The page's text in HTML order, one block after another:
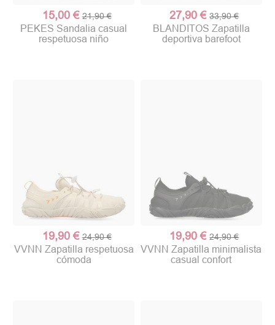
15,00 € 21,90 €
PEKES Sandalia casual
respetuosa niño
27,90 € 33,90 €
BLANDITOS Zapatilla
deportiva barefoot
19,90 € 24,90 €
VVNN Zapatilla respetuosa
cómoda
19,90 € 24,90 €
VVNN Zapatilla minimalista
casual confort